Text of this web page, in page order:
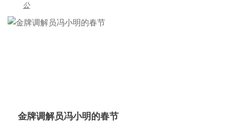
公
金牌调解员冯小明的春节